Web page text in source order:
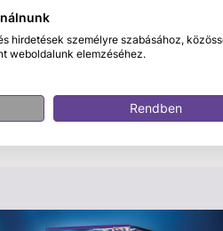
Kreatív karkötő
kapott, így akár 4 névre
karkötőket készíthetsz,
hirdetések személyre szabásához,
weboldalunk elemzéséhez.
Rendben